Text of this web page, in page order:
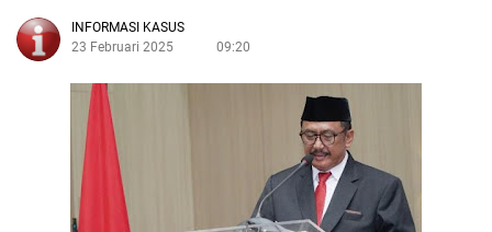
INFORMASI KASUS
23 Februari 2025
09:20